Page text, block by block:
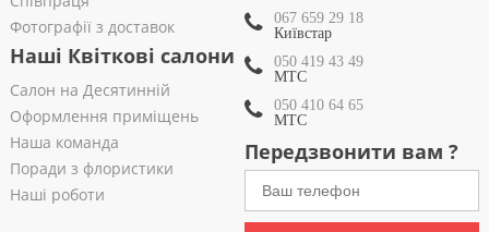
Фотографії з доставок
Наші Квіткові салони
Салон на Десятинній
Оформлення приміщень
Наша команда
Поради з флористики
Наші роботи
067 659 29 18
Київстар
050 419 43 49
МТС
050 410 64 65
МТС
Передзвонити вам ?